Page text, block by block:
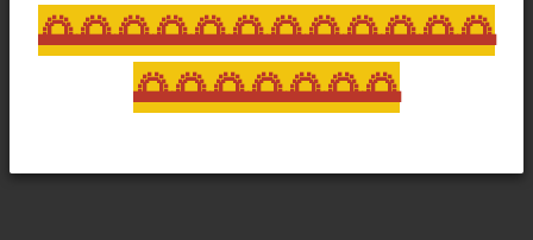
🌅🌅🌅🌅🌅🌅🌅🌅🌅🌅🌅🌅
🌅🌅🌅🌅🌅🌅🌅